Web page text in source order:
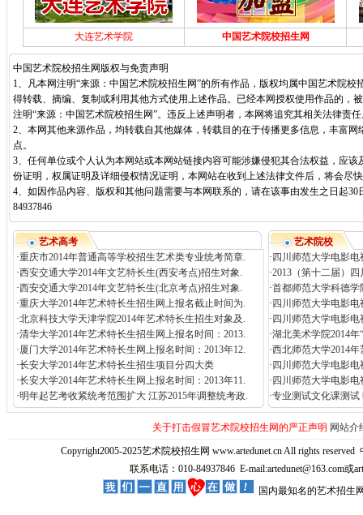
大连艺术学院 中国艺术院校招生网
中国艺术院校招生网版权与免责声明
1、凡本网注明“来源：中国艺术院校招生网”的所有作品，版权均属中国艺术院校
得转载、摘编、复制或利用其他方式使用上述作品。已经本网授权使用作品的，
注明“来源：中国艺术院校招生网”。违反上述声明者，本网将追究其相关法律责
2、本网其他来源作品，均转载自其他媒体，转载目的在于传播更多信息，丰富
点。
3、任何单位或个人认为本网站或本网站链接内容可能涉嫌侵犯其合法权益，应
份证明，权属证明及详细侵权情况证明，本网站在收到上述法律文件后，将会尽
4、如因作品内容、版权和其他问题需要与本网联系的，请在该事由发生之日起30
84937846
艺术高考
·重庆市2014年普通高等学校招生艺术类专业统考简章.
·西安交通大学2014年文艺特长生(西安考点)招生对象.
·西安交通大学2014年文艺特长生(北京考点)招生对象.
·重庆大学2014年艺术特长生招生网上报名截止时间为.
·北京科技大学天津学院2014年艺术特长生招生对象及.
·清华大学2014年艺术特长生招生网上报名时间：2013.
·厦门大学2014年艺术特长生网上报名时间：2013年12.
·长安大学2014年艺术特长生招生项目分四大类
·长安大学2014年艺术特长生网上报名时间：2013年11.
·明年起艺考收紧统考范围扩大 江苏2015年调整统考政.
艺术院校
· 四川师范大学电影
·2013（第十二届）
·首都师范大学科德学
· 四川师范大学电影
· 四川师范大学电影
·湖北美术学院2014
·西北师范大学2014
· 四川师范大学电影
· 四川师范大学电影
·专业测试文化课测试
关于打击假冒艺术院校招生网的严正声明 网站介
Copyright2005-2025艺术院校招生网 www.artedunet.cn All rights reserved
联系电话：010-84937846 E-mail:artedunet@163.com或
国内最知名的艺术招生